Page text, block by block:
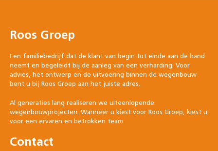
Roos Groep
Een familiebedrijf dat de klant van begin tot einde aan de hand
neemt en begeleidt bij de aanleg van een verharding. Voor
advies, het ontwerp en de uitvoering binnen de wegenbouw
bent u bij Roos Groep aan het juiste adres.
Al generaties lang realiseren we uiteenlopende
wegenbouwprojecten. Wanneer u kiest voor Roos Groep, kiest u
voor een ervaren en betrokken team.
Contact